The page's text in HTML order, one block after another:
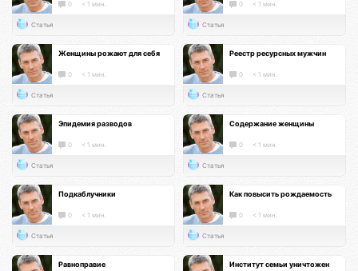
0 < 1 мин.
Статья
0 < 1 мин.
Статья
Женщины рожают для себя
0 < 1 мин.
Статья
Реестр ресурсных мужчин
0 < 1 мин.
Статья
Эпидемия разводов
0 < 1 мин.
Статья
Содержание женщины
0 < 1 мин.
Статья
Подкаблучники
0 < 1 мин.
Статья
Как повысить рождаемость
0 < 1 мин.
Статья
Равноправие Институт семьи уничтожен